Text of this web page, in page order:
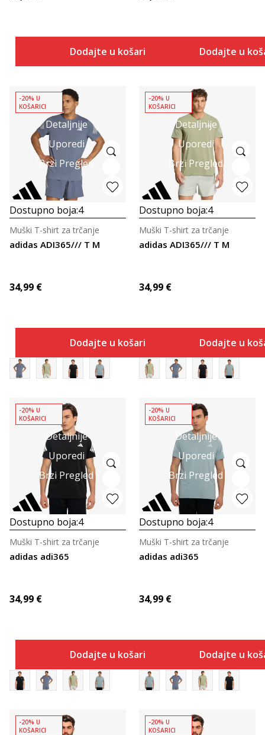
Dodajte u košaricu Dodajte u
Detaljnije
Uporedi
Brzi Pregled
-20% U
KOŠARICI
Dostupno boja:4
adidas ADI365/// T M
Muški T-shirt za trčanje
34,99 €
Dodajte u košaricu
Detaljnije
Uporedi
Brzi Pregled
-20% U
KOŠARICI
Dostupno boja:4
adidas ADI365/// T M
Muški T-shirt za trčanje
34,99 €
Dodajte u
Detaljnije
Uporedi
Brzi Pregled
-20% U
KOŠARICI
Dostupno boja:4
adidas adi365
Muški T-shirt za trčanje
34,99 €
Dodajte u košaricu
Detaljnije
Uporedi
Brzi Pregled
-20% U
KOŠARICI
Dostupno boja:4
adidas adi365
Muški T-shirt za trčanje
34,99 €
Dodajte u
-20% U
KOŠARICI
-20% U
KOŠARICI